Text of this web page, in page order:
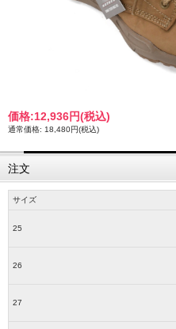
価格:12,936円(税込)
通常価格: 18,480円(税込)
注文
サイズ
25
26
27